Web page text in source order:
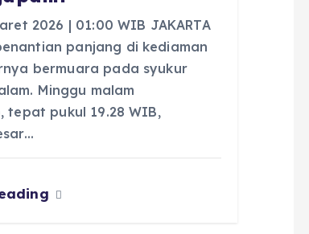
2026 | 01:00 WIB JAKARTA
panjang di kediaman
bermuara pada syukur
Minggu malam
tepat pukul 19.28 WIB,